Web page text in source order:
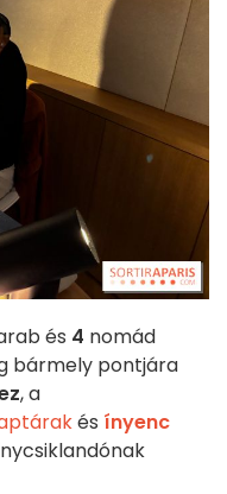
és 4 nomád
bármely pontjára
, a
és ínyenc